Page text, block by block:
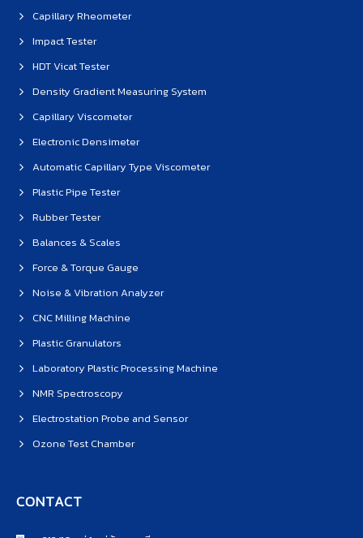
Capillary Rheometer
Impact Tester
HDT Vicat Tester
Density Gradient Measuring System
Capillary Viscometer
Electronic Densimeter
Automatic Capillary Type Viscometer
Plastic Pipe Tester
Rubber Tester
Balances & Scales
Force & Torque Gauge
Noise & Vibration Analyzer
CNC Milling Machine
Plastic Granulators
Laboratory Plastic Processing Machine
NMR Spectroscopy
Electrostation Probe and Sensor
Ozone Test Chamber
CONTACT